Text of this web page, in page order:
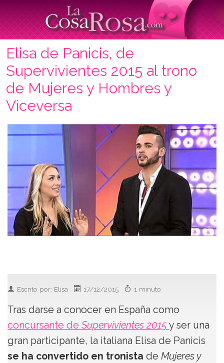
Elisa de Panicis, de
Supervivientes 2015 al trono
de Mujeres y Hombres y
Viceversa
Escrito por: Elisa 17/12/2015 1 minuto
Tras darse a conocer en España como
concursante de Supervivientes 2015 y ser una
gran participante, la italiana Elisa de Panicis
se ha convertido en tronista de Mujeres y